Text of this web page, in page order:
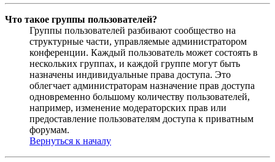
Что такое группы пользователей?
Группы пользователей разбивают сообщество на
структурные части, управляемые администратором
конференции. Каждый пользователь может состоять в
нескольких группах, и каждой группе могут быть
назначены индивидуальные права доступа. Это
облегчает администраторам назначение прав доступа
одновременно большому количеству пользователей,
например, изменение модераторских прав или
предоставление пользователям доступа к приватным
форумам.
Вернуться к началу